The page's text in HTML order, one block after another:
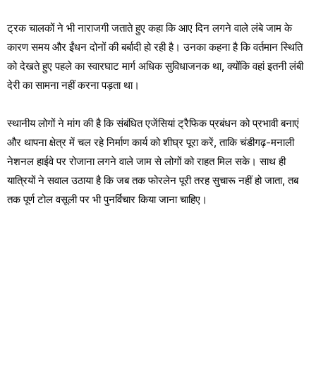
ट्रक चालकों ने भी नाराजगी जताते हुए कहा कि आए दिन लगने वाले लंबे जाम के
कारण समय और ईंधन दोनों की बर्बादी हो रही है। उनका कहना है कि वर्तमान स्थिति
को देखते हुए पहले का स्वारघाट मार्ग अधिक सुविधाजनक था, क्योंकि वहां इतनी लंबी
देरी का सामना नहीं करना पड़ता था।
स्थानीय लोगों ने मांग की है कि संबंधित एजेंसियां ट्रैफिक प्रबंधन को प्रभावी बनाएं
और थापना क्षेत्र में चल रहे निर्माण कार्य को शीघ्र पूरा करें, ताकि चंडीगढ़-मनाली
नेशनल हाईवे पर रोजाना लगने वाले जाम से लोगों को राहत मिल सके। साथ ही
यात्रियों ने सवाल उठाया है कि जब तक फोरलेन पूरी तरह सुचारू नहीं हो जाता, तब
तक पूर्ण टोल वसूली पर भी पुनर्विचार किया जाना चाहिए।